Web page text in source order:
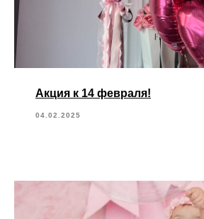
Акция к 14 февраля!
04.02.2025